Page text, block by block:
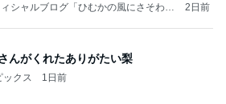
シャルブログ「ひむかの風にさそわれ
2日前
んがくれたありがたい梨
ックス 1日前